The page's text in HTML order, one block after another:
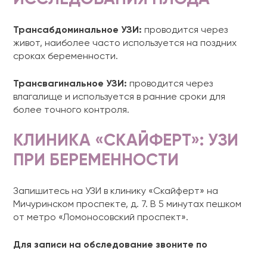
Трансабдоминальное УЗИ: проводится через
живот, наиболее часто используется на поздних
сроках беременности.
Трансвагинальное УЗИ: проводится через
влагалище и используется в ранние сроки для
более точного контроля.
КЛИНИКА «СКАЙФЕРТ»: УЗИ
ПРИ БЕРЕМЕННОСТИ
Запишитесь на УЗИ в клинику «Скайферт» на
Мичуринском проспекте, д. 7. В 5 минутах пешком
от метро «Ломоносовский проспект».
Для записи на обследование звоните по